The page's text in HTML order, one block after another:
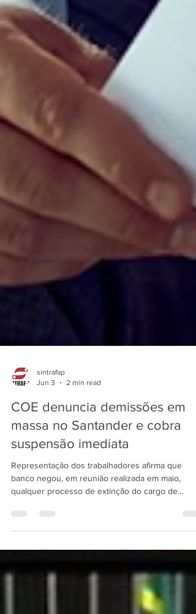
sintrafap
Jun 3
2 min read
COE denuncia demissões em
massa no Santander e cobra
suspensão imediata
banco negou, em reunião realizada em maio,
qualquer processo de extinção do cargo de
Comissão de Organização dos Empregados (COE)
banco a suspensão imediata de um processo de
demissões em massa que estaria atingindo